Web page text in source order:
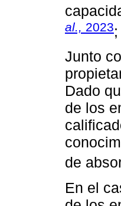
al., 2023;
Junto
Dado
de los
de
En el